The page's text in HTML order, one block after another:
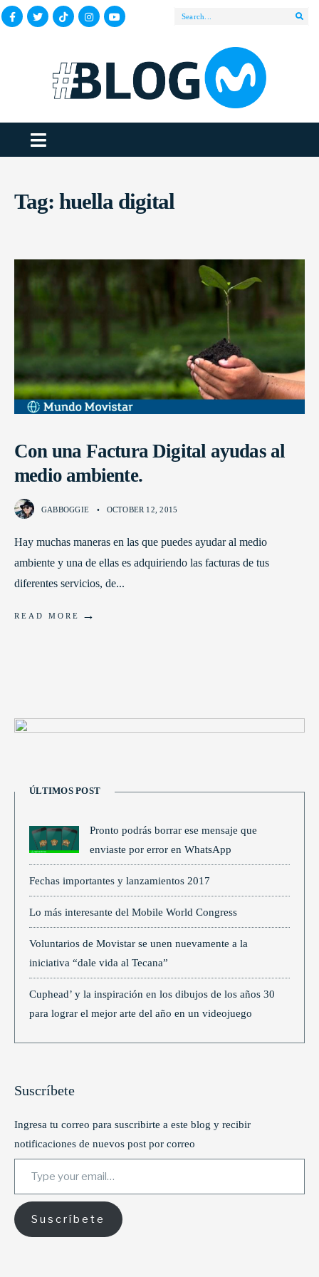
Tag: huella digital
Con una Factura Digital ayudas al
medio ambiente.
GABBOGGIE • OCTOBER 12, 2015
Hay muchas maneras en las que puedes ayudar al medio
ambiente y una de ellas es adquiriendo las facturas de tus
diferentes servicios, de...
READ MORE →
ÚLTIMOS POST
Pronto podrás borrar ese mensaje que
enviaste por error en WhatsApp
Fechas importantes y lanzamientos 2017
Lo más interesante del Mobile World Congress
Voluntarios de Movistar se unen nuevamente a la
iniciativa “dale vida al Tecana”
Cuphead’ y la inspiración en los dibujos de los años 30
para lograr el mejor arte del año en un videojuego
Suscríbete
Ingresa tu correo para suscribirte a este blog y recibir
notificaciones de nuevos post por correo
Type your email…
Suscríbete